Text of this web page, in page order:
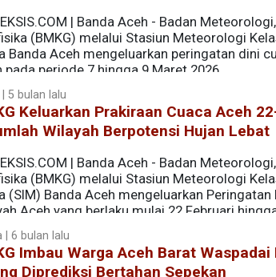
| Banda Aceh - Badan
(BMKG) melalui Stasiun Meteorologi
Banda Aceh mengeluarkan peringatan dini
pada periode 7 hingga 9 Maret 2026.
5 bulan lalu
Keluarkan Prakiraan Cuaca Aceh
Wilayah Berpotensi Hujan Lebat
| Banda Aceh - Badan
(BMKG) melalui Stasiun Meteorologi
(SIM) Banda Aceh mengeluarkan Peringatan
Aceh yang berlaku mulai 22 Februari
| 6 bulan lalu
Imbau Warga Aceh Barat
Diprediksi Bertahan Sepekan